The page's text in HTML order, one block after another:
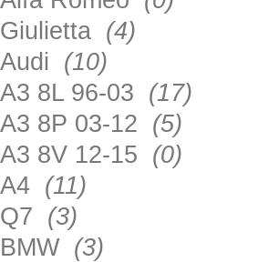
Giulietta (4)
Audi (10)
A3 8L 96-03 (17)
A3 8P 03-12 (5)
A3 8V 12-15 (0)
A4 (11)
Q7 (3)
BMW (3)